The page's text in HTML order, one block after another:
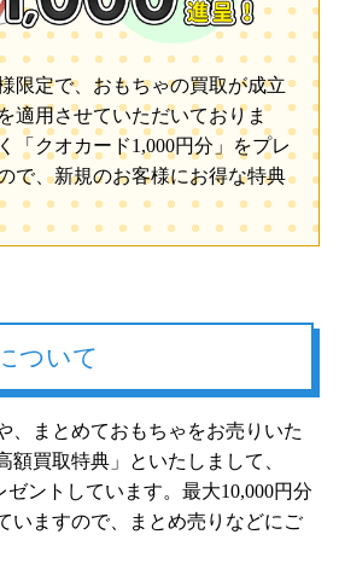
限定で、おもちゃの買取が成立
適用させていただいておりま
「クオカード1,000円分」をプレ
で、新規のお客様にお得な特典
ついて
、まとめておもちゃをお売りいた
額買取特典」といたしまして、
ゼントしています。最大10,000円分
いますので、まとめ売りなどにご